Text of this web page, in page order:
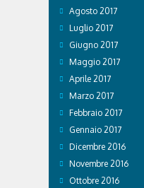
Agosto 2017
Luglio 2017
Giugno 2017
Maggio 2017
Aprile 2017
Marzo 2017
Febbraio 2017
Gennaio 2017
Dicembre 2016
Novembre 2016
Ottobre 2016